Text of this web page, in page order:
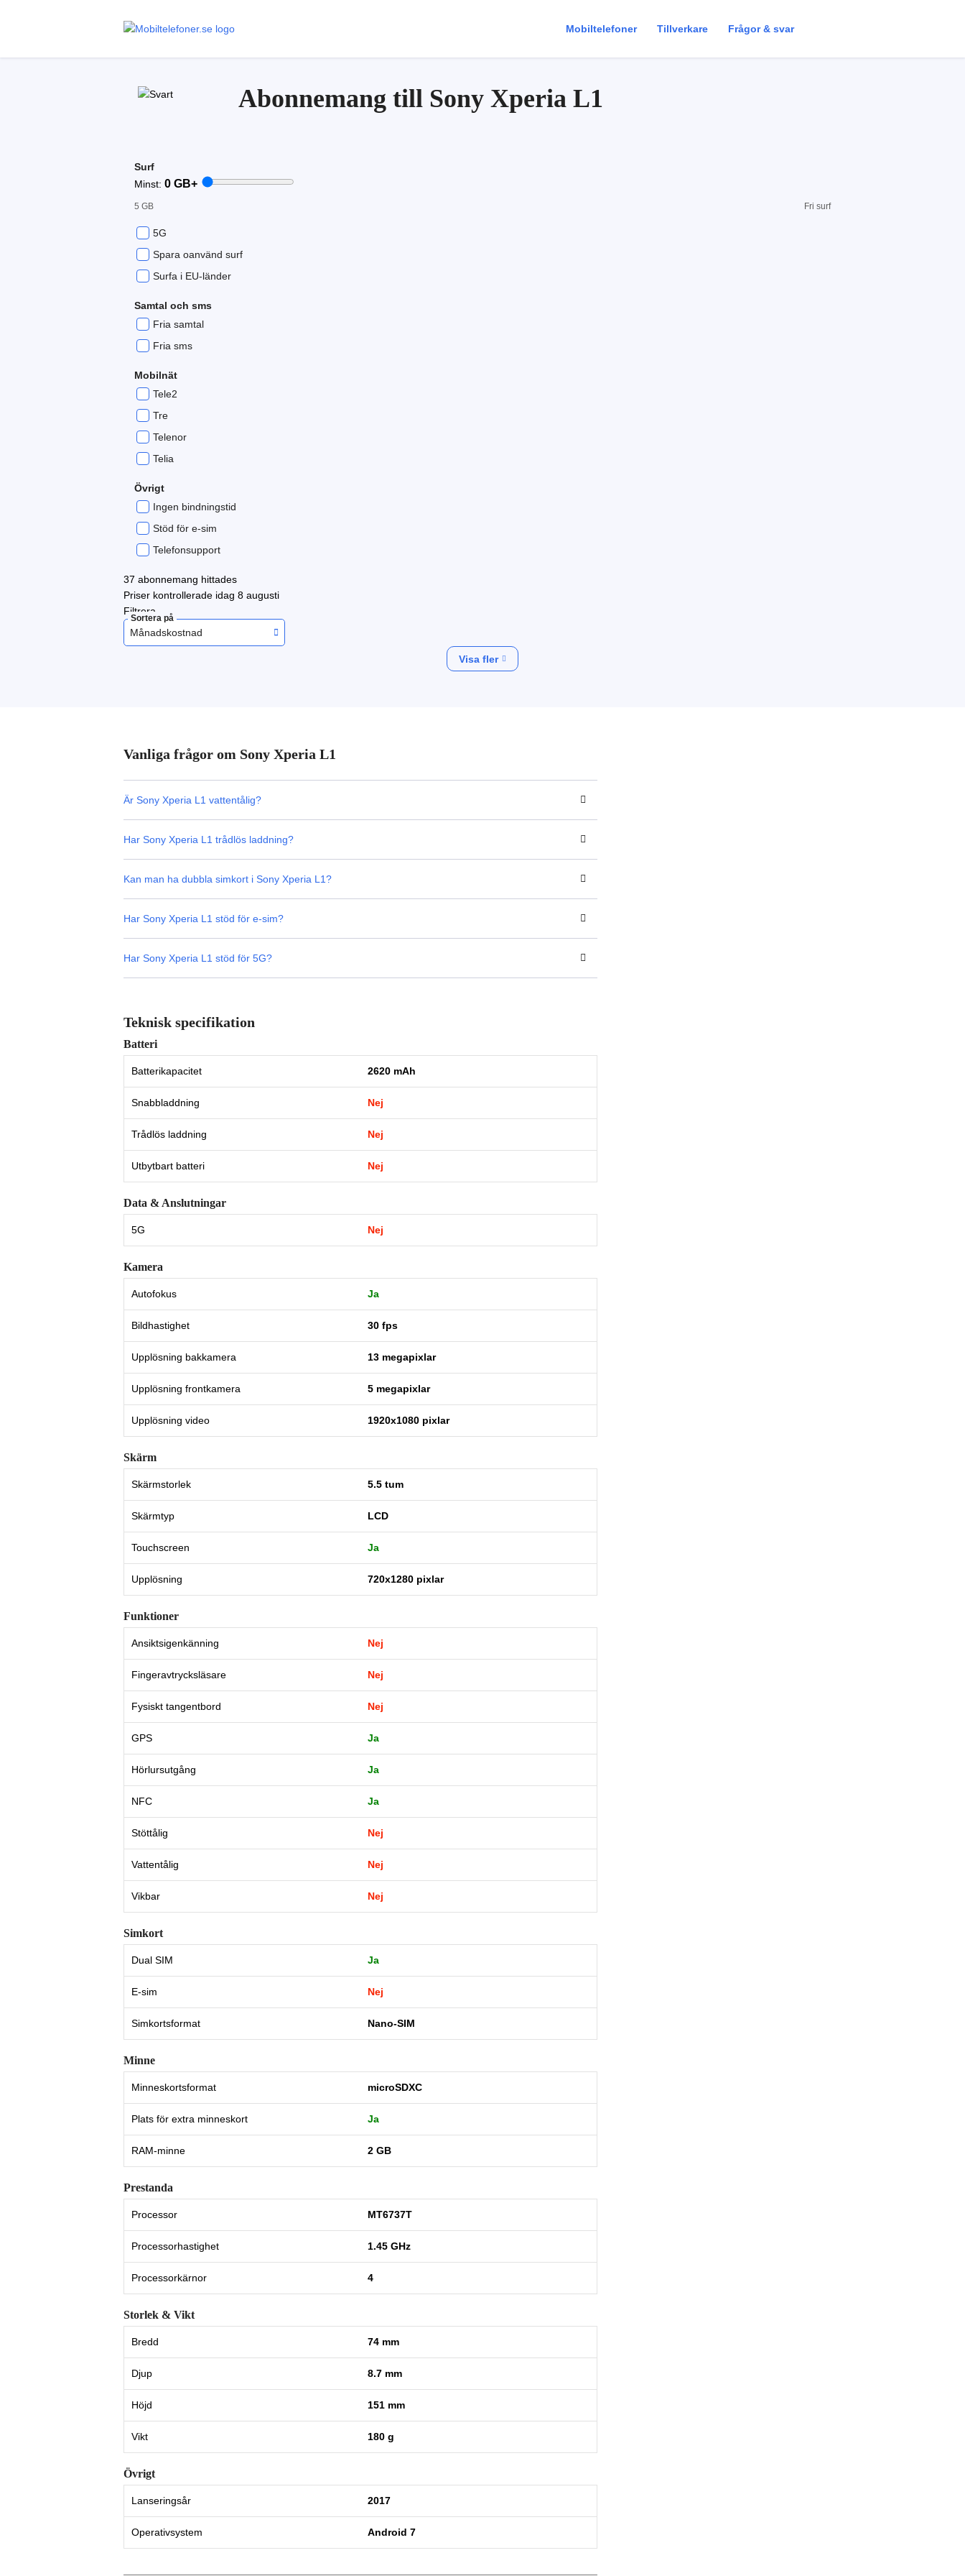
Mobiltelefoner Tillverkare Frågor & svar
Abonnemang till Sony Xperia L1
Surf
Minst: 0 GB+
5 GB Fri surf
5G
Spara oanvänd surf
Surfa i EU-länder
Samtal och sms
Fria samtal
Fria sms
Mobilnät
Tele2
Tre
Telenor
Telia
Övrigt
Ingen bindningstid
Stöd för e-sim
Telefonsupport
37 abonnemang hittades
Priser kontrollerade idag 8 augusti
Filtrera
Sortera på
Månadskostnad
Visa fler
Vanliga frågor om Sony Xperia L1
Är Sony Xperia L1 vattentålig?
Har Sony Xperia L1 trådlös laddning?
Kan man ha dubbla simkort i Sony Xperia L1?
Har Sony Xperia L1 stöd för e-sim?
Har Sony Xperia L1 stöd för 5G?
Teknisk specifikation
Batteri
Batterikapacitet 2620 mAh
Snabbladdning Nej
Trådlös laddning Nej
Utbytbart batteri Nej
Data & Anslutningar
5G Nej
Kamera
Autofokus Ja
Bildhastighet 30 fps
Upplösning bakkamera 13 megapixlar
Upplösning frontkamera 5 megapixlar
Upplösning video 1920x1080 pixlar
Skärm
Skärmstorlek 5.5 tum
Skärmtyp LCD
Touchscreen Ja
Upplösning 720x1280 pixlar
Funktioner
Ansiktsigenkänning Nej
Fingeravtrycksläsare Nej
Fysiskt tangentbord Nej
GPS Ja
Hörlursutgång Ja
NFC Ja
Stöttålig Nej
Vattentålig Nej
Vikbar Nej
Simkort
Dual SIM Ja
E-sim Nej
Simkortsformat Nano-SIM
Minne
Minneskortsformat microSDXC
Plats för extra minneskort Ja
RAM-minne 2 GB
Prestanda
Processor MT6737T
Processorhastighet 1.45 GHz
Processorkärnor 4
Storlek & Vikt
Bredd 74 mm
Djup 8.7 mm
Höjd 151 mm
Vikt 180 g
Övrigt
Lanseringsår 2017
Operativsystem Android 7